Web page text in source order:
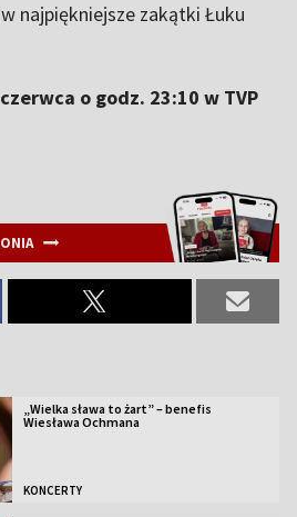
najpiękniejsze zakątki Łuku
o godz. 23:10 w TVP
„Wielka sława to żart” – benefis
Wiesława Ochmana
KONCERTY